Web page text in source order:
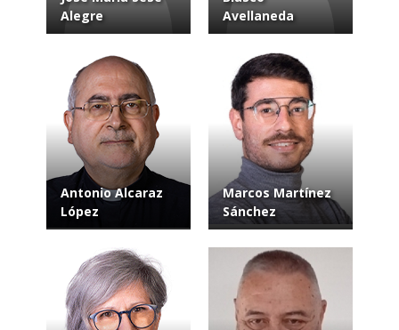
Alegre
Avellaneda
Antonio Alcaraz
López
Marcos Martínez
Sánchez